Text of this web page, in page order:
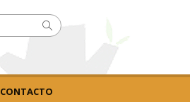
Buscar
CONTACTO